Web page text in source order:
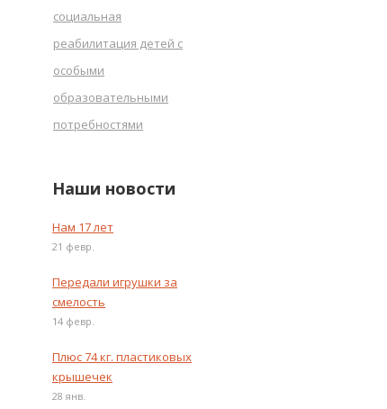
социальная
реабилитация детей с
особыми
образовательными
потребностями
Наши новости
Нам 17 лет
21 февр.
Передали игрушки за
смелость
14 февр.
Плюс 74 кг. пластиковых
крышечек
28 янв.